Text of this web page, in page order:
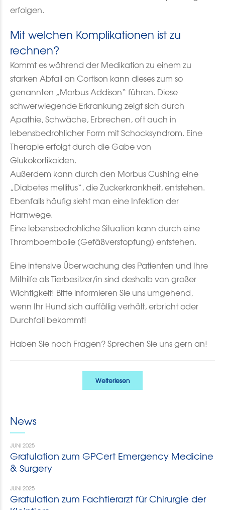
erfolgen.
Mit welchen Komplikationen ist zu
rechnen?
Kommt es während der Medikation zu einem zu
starken Abfall an Cortison kann dieses zum so
genannten „Morbus Addison“ führen. Diese
schwerwiegende Erkrankung zeigt sich durch
Apathie, Schwäche, Erbrechen, oft auch in
lebensbedrohlicher Form mit Schocksyndrom. Eine
Therapie erfolgt durch die Gabe von
Glukokortikoiden.
Außerdem kann durch den Morbus Cushing eine
„Diabetes mellitus“, die Zuckerkrankheit, entstehen.
Ebenfalls häufig sieht man eine Infektion der
Harnwege.
Eine lebensbedrohliche Situation kann durch eine
Thromboembolie (Gefäßverstopfung) entstehen.
Eine intensive Überwachung des Patienten und Ihre
Mithilfe als Tierbesitzer/in sind deshalb von großer
Wichtigkeit! Bitte informieren Sie uns umgehend,
wenn Ihr Hund sich auffällig verhält, erbricht oder
Durchfall bekommt!
Haben Sie noch Fragen? Sprechen Sie uns gern an!
Weiterlesen
News
JUNI 2025
Gratulation zum GPCert Emergency Medicine
& Surgery
JUNI 2025
Gratulation zum Fachtierarzt für Chirurgie der